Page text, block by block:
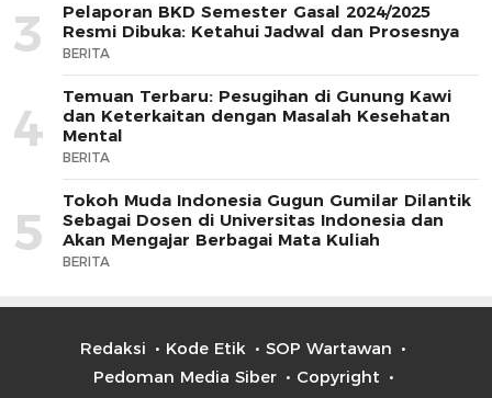
3
Pelaporan BKD Semester Gasal 2024/2025
Resmi Dibuka: Ketahui Jadwal dan Prosesnya
BERITA
4
Temuan Terbaru: Pesugihan di Gunung Kawi
dan Keterkaitan dengan Masalah Kesehatan
Mental
BERITA
5
Tokoh Muda Indonesia Gugun Gumilar Dilantik
Sebagai Dosen di Universitas Indonesia dan
Akan Mengajar Berbagai Mata Kuliah
BERITA
Redaksi Kode Etik
SOP Wartawan
Pedoman Media Siber
Copyright